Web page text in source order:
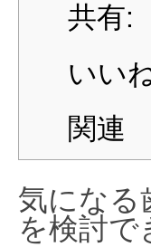
共有:
いい
関連
気になる
を検討で